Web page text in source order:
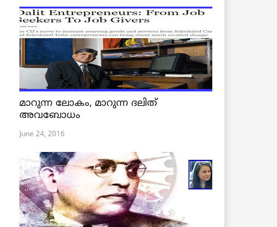
മാറുന്ന ലോകം, മാറുന്ന ദലിത്
അവബോധം
June 24, 2016